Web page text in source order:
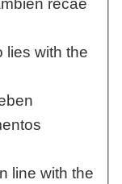
recae
lies with the
line with the